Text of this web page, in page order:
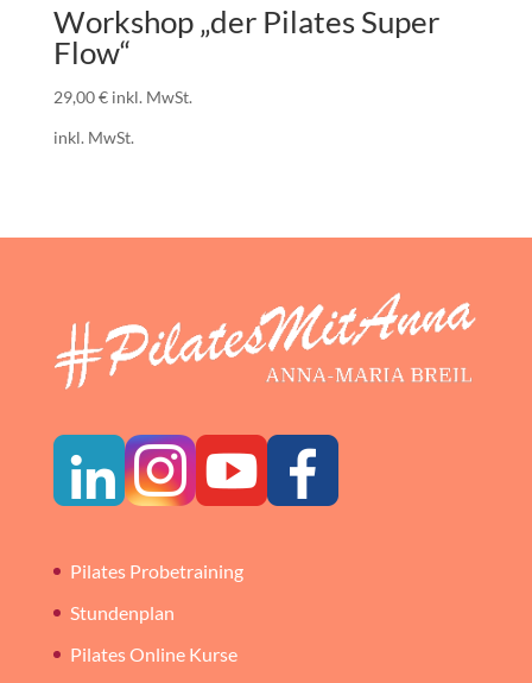
Workshop „der Pilates Super
Flow“
29,00€ inkl. MwSt.
inkl. MwSt.
Pilates Probetraining
Stundenplan
Pilates Online Kurse